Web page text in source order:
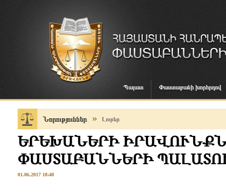
Պալատ Փաստաբանի խորհրդով
Նորություններ Լուրեր
ԵՐԵԽԱՆԵՐԻ
ՓԱՍՏԱԲԱՆՆԵՐԻ
01.06.2017 18:40